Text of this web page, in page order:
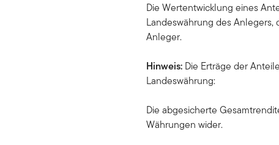
Die Wertentwicklung eines
Landeswährung des
Anleger.
Hinweis:Die Erträge der
Landeswährung:
Die abgesicherte
Währungen wider.